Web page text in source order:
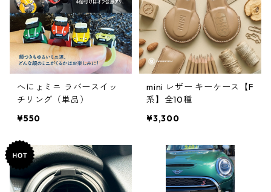
へにょミニ ラバースイッ
チリング（単品）
¥550
mini レザー キーケース【F
系】全10種
¥3,300